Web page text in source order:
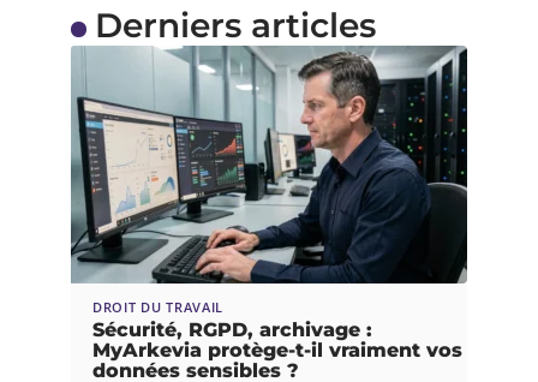
Derniers articles
DROIT DU TRAVAIL
Sécurité, RGPD, archivage :
MyArkevia protège-t-il vraiment vos
données sensibles ?